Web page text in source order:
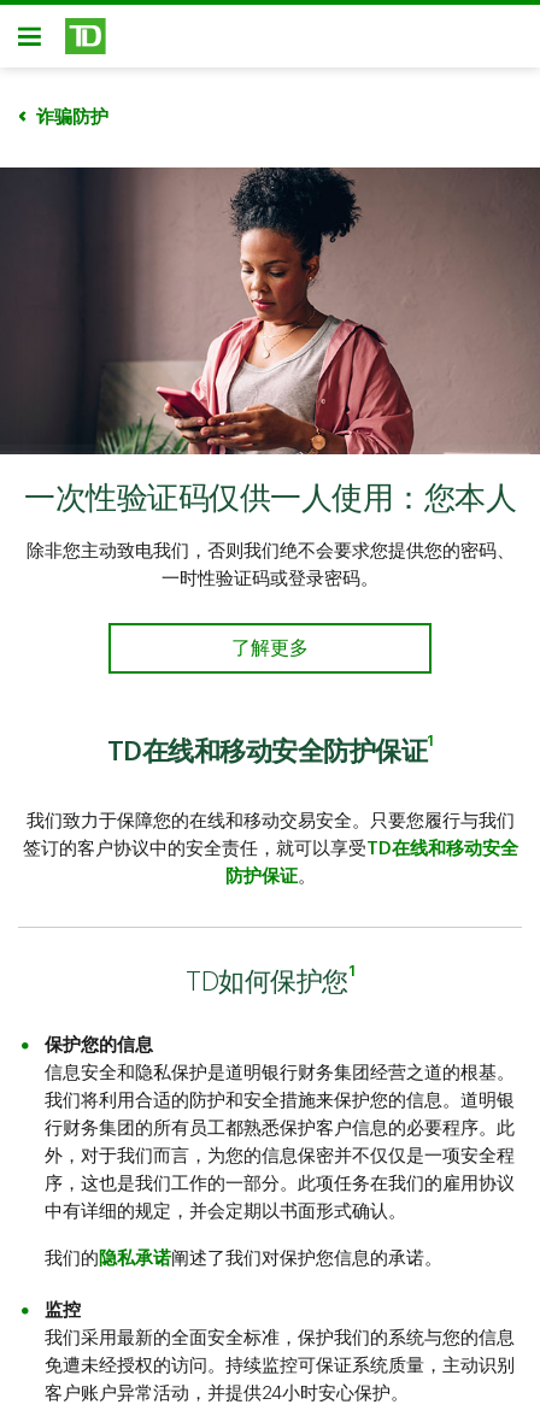
跳转到主要内容
开放式房屋贷款
诈骗防护
一次性验证码仅供一人使用：您本人
除非您主动致电我们，否则我们绝不会要求您提供您的密码、
一时性验证码或登录密码。
了解更多
TD在线和移动安全防护保证1
我们致力于保障您的在线和移动交易安全。只要您履行与我们
签订的客户协议中的安全责任，就可以享受TD在线和移动安全
防护保证。
TD如何保护您1
保护您的信息
信息安全和隐私保护是道明银行财务集团经营之道的根基。
我们将利用合适的防护和安全措施来保护您的信息。道明银
行财务集团的所有员工都熟悉保护客户信息的必要程序。此
外，对于我们而言，为您的信息保密并不仅仅是一项安全程
序，这也是我们工作的一部分。此项任务在我们的雇用协议
中有详细的规定，并会定期以书面形式确认。
我们的 ​​​​​​​隐私承诺阐述了我们对保护您信息的承诺。
监控
我们采用最新的全面安全标准，保护我们的系统与您的信息
免遭未经授权的访问。持续监控可保证系统质量，主动识别
客户账户异常活动，并提供24小时安心保护。